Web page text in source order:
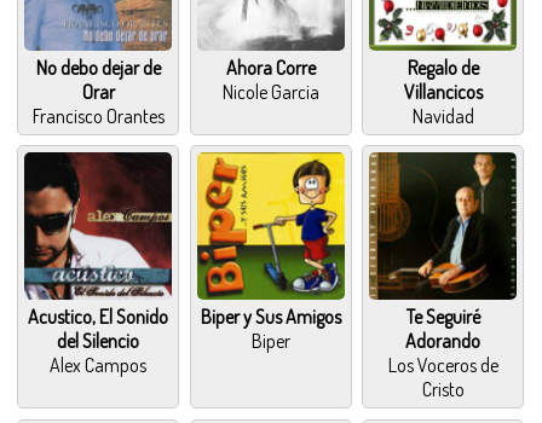
No debo dejar de
Orar
Francisco Orantes
Ahora Corre
Nicole Garcia
Regalo de
Villancicos
Navidad
Acustico, El Sonido
del Silencio
Alex Campos
Biper y Sus Amigos
Biper
Te Seguiré
Adorando
Los Voceros de
Cristo